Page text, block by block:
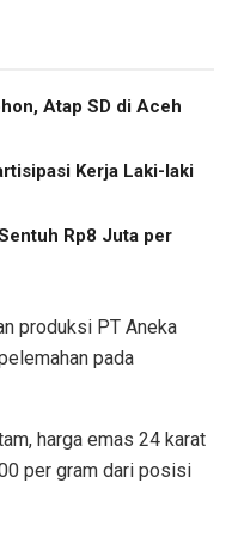
Atap SD di Aceh
Kerja Laki-laki
Rp8 Juta per
produksi PT Aneka
pada
harga emas 24 karat
per gram dari posisi